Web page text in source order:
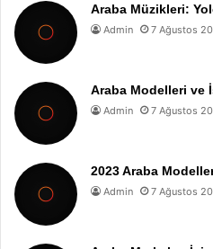
Araba Müzikleri:
Admin 7 Ağustos
Araba Modelleri ve
Admin 7 Ağustos
2023 Araba
Admin 7 Ağustos